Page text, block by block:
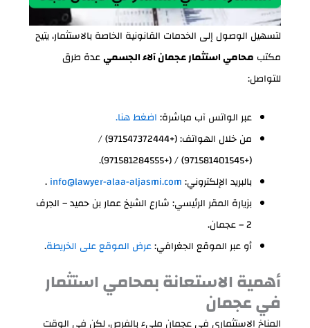
لتسهيل الوصول إلى الخدمات القانونية الخاصة بالاستثمار، يتيح
مكتب محامي استثمار عجمان آلاء الجسميعدة طرق
للتواصل:
عبر الواتس آب مباشرة:اضغط هنا.
من خلال الهواتف: (+971547372444) /
(+971581401545) / (+971581284555).
بالبريد الإلكتروني:info@lawyer-alaa-aljasmi.com
.
بزيارة المقر الرئيسي: شارع الشيخ عمار بن حميد – الجرف
2 – عجمان.
أو عبر الموقع الجغرافي:عرض الموقع على الخريطة.
أهمية الاستعانة بمحامي استثمار
في عجمان
المناخ الاستثماري في عجمان مليء بالفرص، لكن في الوقت